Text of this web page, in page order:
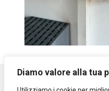
Diamo valore alla tua